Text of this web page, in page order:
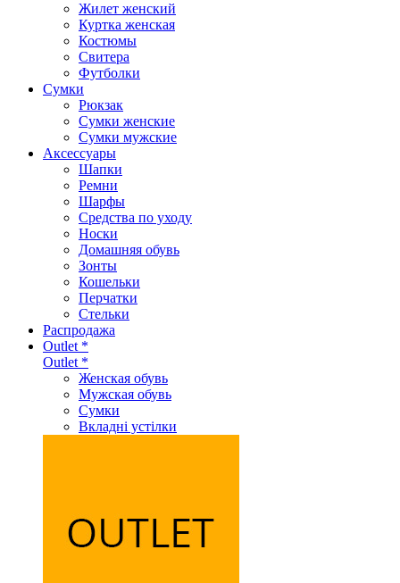
Жилет женский
Куртка женская
Костюмы
Свитера
Футболки
Сумки
Рюкзак
Сумки женские
Сумки мужские
Аксеcсуары
Шапки
Ремни
Шарфы
Средства по уходу
Носки
Домашняя обувь
Зонты
Кошельки
Перчатки
Стельки
Распродажа
Outlet *
Outlet *
Женская обувь
Мужская обувь
Сумки
Вкладні устілки